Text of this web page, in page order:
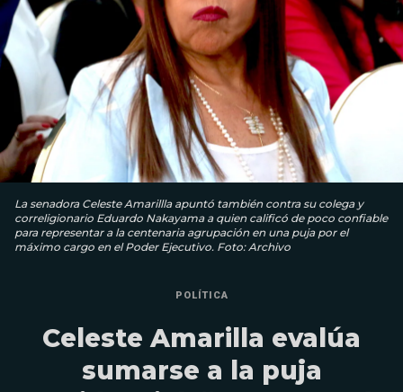
La senadora Celeste Amarillla apuntó también contra su colega y
correligionario Eduardo Nakayama a quien calificó de poco confiable
para representar a la centenaria agrupación en una puja por el
máximo cargo en el Poder Ejecutivo. Foto: Archivo
POLÍTICA
Celeste Amarilla evalúa
sumarse a la puja